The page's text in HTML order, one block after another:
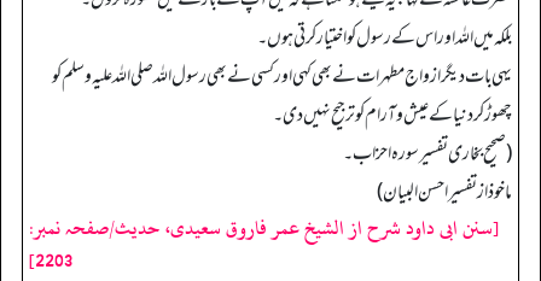
بلکہ میں اللہ اور اس کے رسول کو اختیار کرتی ہوں۔
یہی بات دیگر ازواج مطہرات نے بھی کہی اور کسی نے بھی رسول اللہ صلی اللہ علیہ وسلم کو
چھوڑ کر دنیا کے عیش وآرام کو ترجیح نہیں دی۔
(صحیح بخاری تفسیر سورہ احزاب۔
ماخوذ از تفسیراحسن البیان)
[سنن ابی داود شرح از الشیخ عمر فاروق سعیدی، حدیث/صفحہ نمبر:
2203]